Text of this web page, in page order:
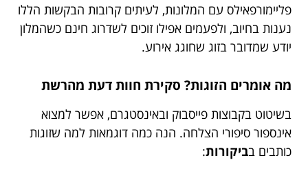
פליימורפאילס עם המלונות, לעיתים קרובות הבקשות הללו
נענות בחיוב, ולפעמים אפילו זוכים לשדרוג חינם כשהמלון
יודע שמדובר בזוג שחוגג אירוע.
מה אומרים הזוגות? סקירת חוות דעת מהרשת
בשיטוט בקבוצות פייסבוק ובאינסטגרם, אפשר למצוא
אינספור סיפורי הצלחה. הנה כמה דוגמאות למה שזוגות
כותבים בביקורות: